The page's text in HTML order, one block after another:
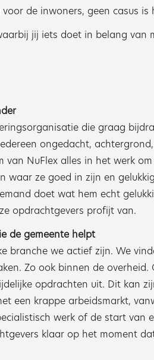
de inwoners, geen casus is
jij iets doet in belang van
die graag
ongedacht,
NuFlex alles in het werk
waar ze goed in zijn en
doet wat hem echt
opdrachtgevers profijt van.
de gemeente helpt
branche we actief zijn. We
Zo ook binnen de overheid.
opdrachten uit. Dit kan
een krappe arbeidsmarkt,
werk of de start van
klaar op het moment